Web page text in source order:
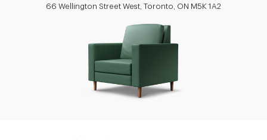
66 Wellington Street West, Toronto, ON M5K 1A2